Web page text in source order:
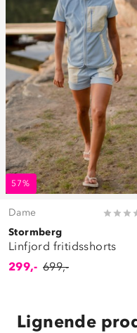
57%
Dame
Stormberg
Linfjord fritidsshorts
299,- 699,-
Lignende